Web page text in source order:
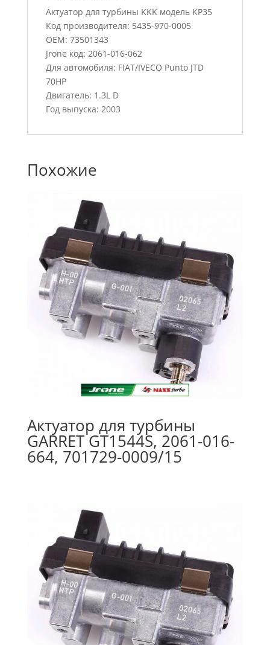
Актуатор для турбины KKK модель KP35
Код производителя: 5435-970-0005
OEM: 73501343
Jrone код: 2061-016-062
Для автомобиля: FIAT/IVECO Punto JTD
70HP
Двигатель: 1.3L D
Год выпуска: 2003
Похожие
Актуатор для турбины
GARRET GT1544S, 2061-016-
664, 701729-0009/15